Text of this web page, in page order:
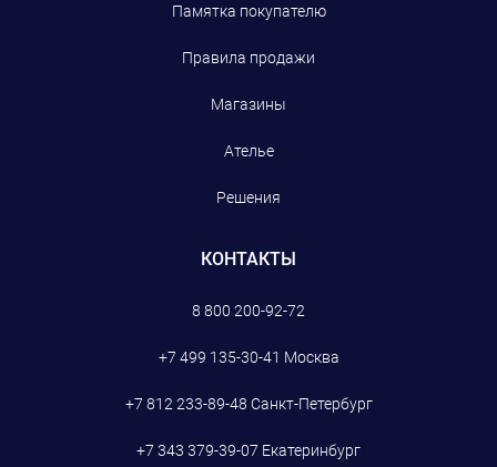
Памятка покупателю
Правила продажи
Магазины
Ателье
Решения
КОНТАКТЫ
8 800 200-92-72
+7 499 135-30-41 Москва
+7 812 233-89-48 Санкт-Петербург
+7 343 379-39-07 Екатеринбург